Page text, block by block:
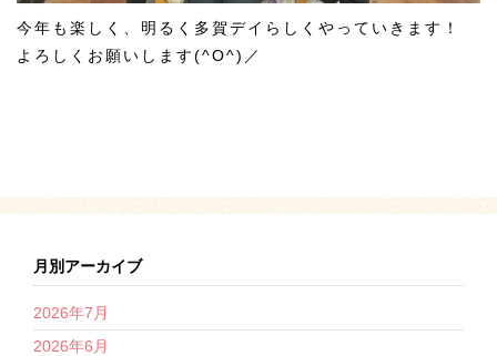
今年も楽しく、明るく多賀デイらしくやっていきます！
よろしくお願いします(^O^)／
月別アーカイブ
2026年7月
2026年6月